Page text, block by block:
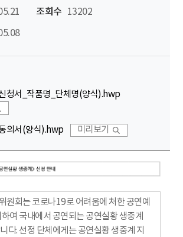
조회수
13202
청서_작품명_단체명(양식).hwp
의서(양식).hwp 미리보기
원회는 코로나19로 어려움에 처한 공연예
여 국내에서 공연되는 공연실황 생중계
다. 선정 단체에게는 공연실황 생중계 지